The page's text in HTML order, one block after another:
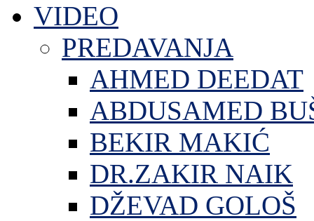
VIDEO
PREDAVANJA
AHMED DEEDAT
ABDUSAMED
BEKIR MAKIĆ
DR.ZAKIR NAIK
DŽEVAD GOLOŠ